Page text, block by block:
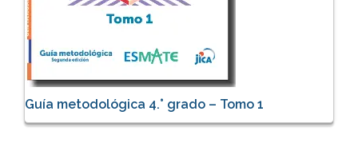
Guía metodológica 4.° grado – Tomo 1